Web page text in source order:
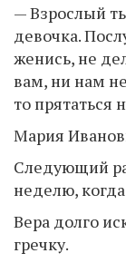
— Взрослый
девочка.
женись, не
вам, ни нам
то прятаться
Мария
Следующий
неделю,
Вера долго
гречку.